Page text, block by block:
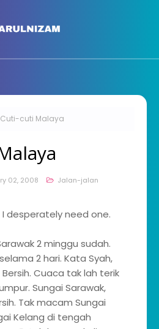
Cuti-cuti Malaya
02, 2008 Jalan-jalan
desperately need one.
2 minggu sudah.
2 hari. Kata Syah,
Cuaca tak lah terik
Sungai Sarawak,
Tak macam Sungai
Kelang di tengah